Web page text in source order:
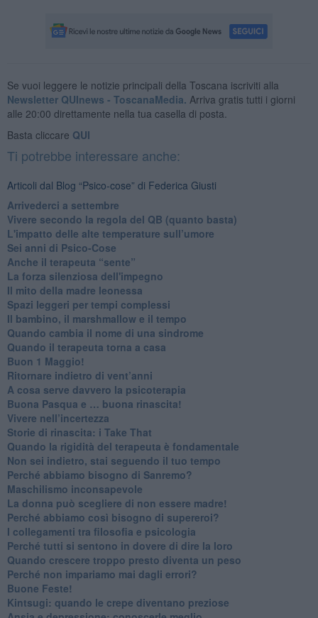
Se vuoi leggere le notizie principali della Toscana iscriviti alla
Newsletter QUInews - ToscanaMedia. Arriva gratis tutti i giorni
alle 20:00 direttamente nella tua casella di posta.
Basta cliccare QUI
Ti potrebbe interessare anche:
Articoli dal Blog “Psico-cose” di Federica Giusti
​Arrivederci a settembre
​Vivere secondo la regola del QB (quanto basta)
​L'impatto delle alte temperature sull’umore
Sei anni di Psico-Cose
​Anche il terapeuta “sente”
​La forza silenziosa dell'impegno
​Il mito della madre leonessa
Spazi leggeri per tempi complessi
Il bambino, il marshmallow e il tempo
​Quando cambia il nome di una sindrome
​Quando il terapeuta torna a casa
​Buon 1 Maggio!
Ritornare indietro di vent’anni
​A cosa serve davvero la psicoterapia
​Buona Pasqua e … buona rinascita!
​Vivere nell’incertezza
​Storie di rinascita: i Take That
​Quando la rigidità del terapeuta è fondamentale
​Non sei indietro, stai seguendo il tuo tempo
​Perché abbiamo bisogno di Sanremo?
​Maschilismo inconsapevole
​La donna può scegliere di non essere madre!
​Perché abbiamo così bisogno di supereroi?
​I collegamenti tra filosofia e psicologia
​Perché tutti si sentono in dovere di dire la loro
​Quando crescere troppo presto diventa un peso
​Perché non impariamo mai dagli errori?
​Buone Feste!
​Kintsugi: quando le crepe diventano preziose